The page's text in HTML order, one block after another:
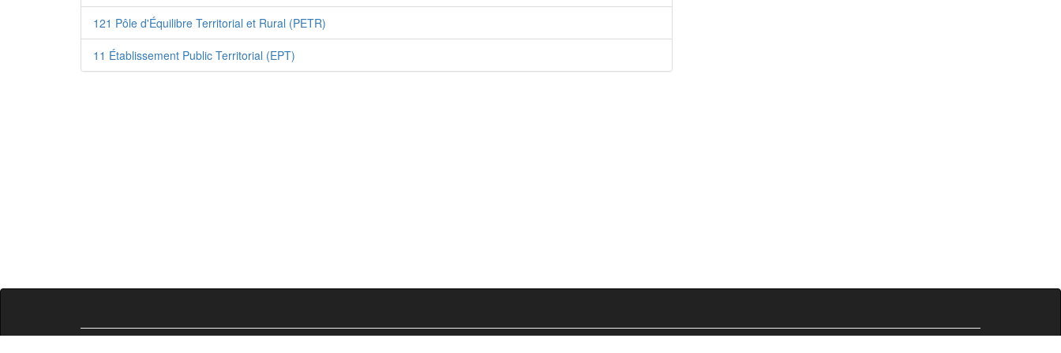
121 Pôle d'Équilibre Territorial et Rural (PETR)
11 Établissement Public Territorial (EPT)